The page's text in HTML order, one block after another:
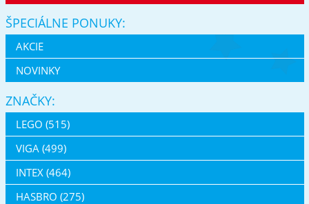
ŠPECIÁLNE PONUKY:
AKCIE
NOVINKY
ZNAČKY:
LEGO (515)
VIGA (499)
INTEX (464)
HASBRO (275)